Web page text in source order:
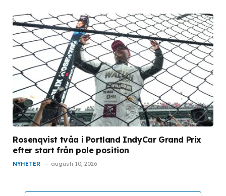
Rosenqvist tvåa i Portland IndyCar Grand Prix
efter start från pole position
NYHETER augusti 10, 2026